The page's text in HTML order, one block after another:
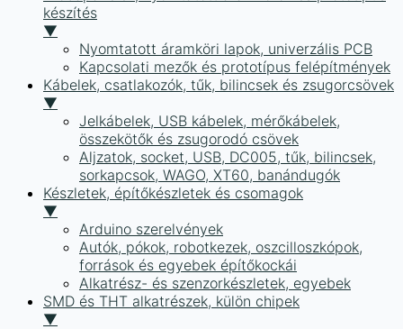
készítés
▼
Nyomtatott áramköri lapok, univerzális PCB
Kapcsolati mezők és prototípus felépítmények
Kábelek, csatlakozók, tűk, bilincsek és zsugorcsövek
▼
Jelkábelek, USB kábelek, mérőkábelek,
összekötők és zsugorodó csövek
Aljzatok, socket, USB, DC005, tűk, bilincsek,
sorkapcsok, WAGO, XT60, banándugók
Készletek, építőkészletek és csomagok
▼
Arduino szerelvények
Autók, pókok, robotkezek, oszcilloszkópok,
források és egyebek építőkockái
Alkatrész- és szenzorkészletek, egyebek
SMD és THT alkatrészek, külön chipek
▼